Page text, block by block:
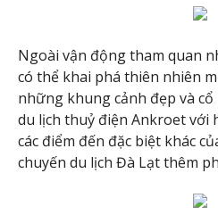
Ngoài vận động tham quan
có thể khai phá thiên nhiên
những khung cảnh đẹp và
du lịch thuỷ điện Ankroet với
các điểm đến đặc biệt khác
chuyến du lịch Đà Lạt thêm